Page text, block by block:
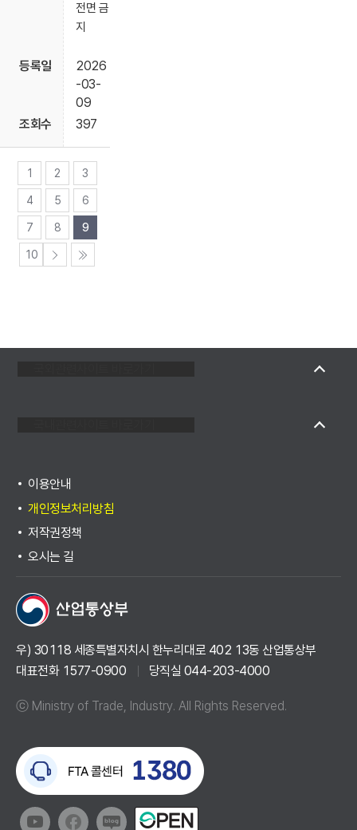
전면 금
지
2026
-03-
09
397
1 2 3
4 5 6
7 8 9
10
이용안내
개인정보처리방침
저작권정책
오시는 길
우) 30118 세종특별자치시 한누리대로 402 13동 산업통상부
대표전화 1577-0900
당직실 044-203-4000
ⓒ Ministry of Trade, Industry. All Rights Reserved.